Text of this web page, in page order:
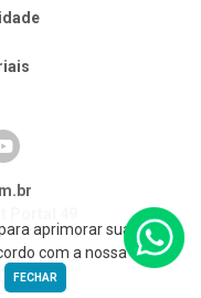
aprimorar sua
com a nossa
FECHAR